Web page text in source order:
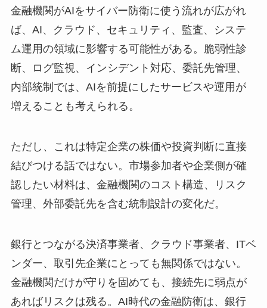
金融機関がAIをサイバー防衛に使う流れが広がれ
ば、AI、クラウド、セキュリティ、監査、システ
ム運用の領域に影響する可能性がある。脆弱性診
断、ログ監視、インシデント対応、委託先管理、
内部統制では、AIを前提にしたサービスや運用が
増えることも考えられる。
ただし、これは特定企業の株価や投資判断に直接
結びつける話ではない。市場参加者や企業側が確
認したい材料は、金融機関のコスト構造、リスク
管理、外部委託先を含む統制設計の変化だ。
銀行とつながる決済事業者、クラウド事業者、ITベ
ンダー、取引先企業にとっても無関係ではない。
金融機関だけが守りを固めても、接続先に弱点が
あればリスクは残る。AI時代の金融防衛は、銀行